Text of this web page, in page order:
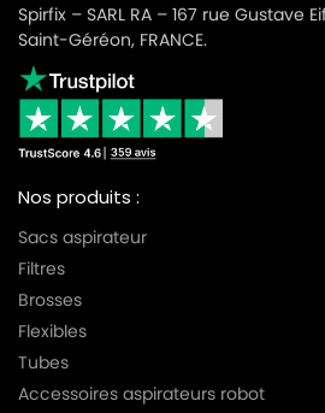
Spirfix – SARL RA – 167 rue Gustave
Saint-Géréon, FRANCE.
Nos produits :
Sacs aspirateur
Filtres
Brosses
Flexibles
Tubes
Accessoires aspirateurs robot